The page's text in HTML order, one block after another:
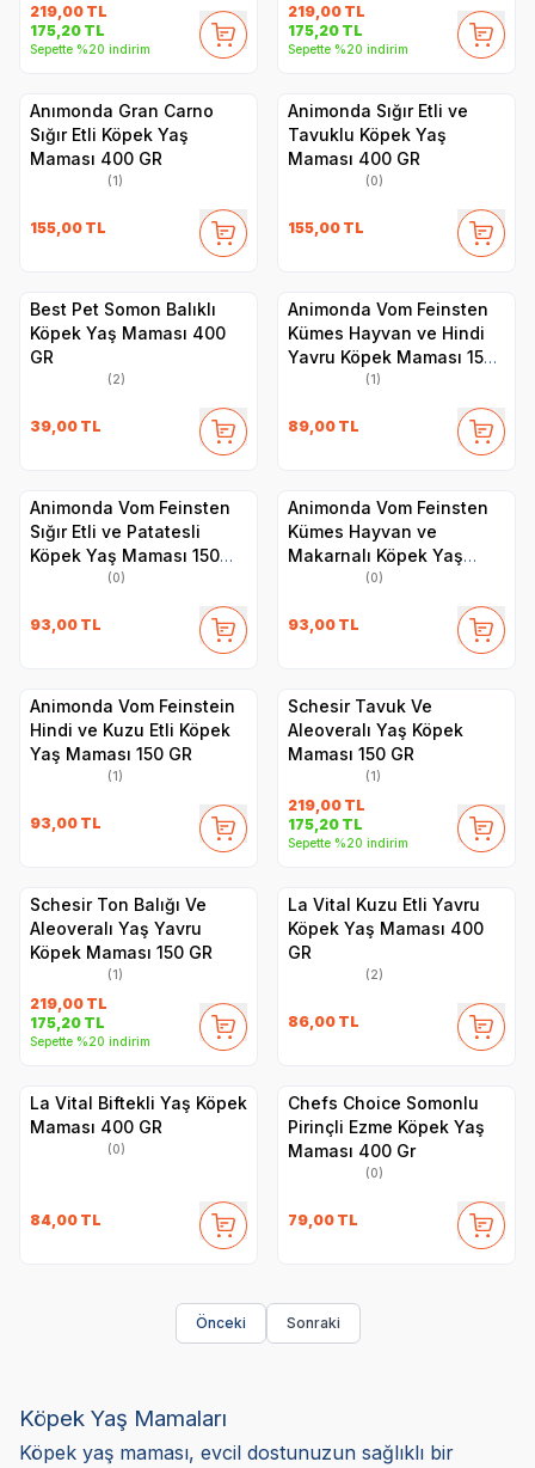
219,00 TL
175,20 TL
Sepette %20 indirim
219,00 TL
175,20 TL
Sepette %20 indirim
Anımonda Gran Carno
Sığır Etli Köpek Yaş
Maması 400 GR
(1)
155,00 TL
Animonda Sığır Etli ve
Tavuklu Köpek Yaş
Maması 400 GR
(0)
155,00 TL
Best Pet Somon Balıklı
Köpek Yaş Maması 400
GR
(2)
39,00 TL
Animonda Vom Feinsten
Kümes Hayvan ve Hindi
Yavru Köpek Maması 150
(1)
89,00 TL
Animonda Vom Feinsten
Sığır Etli ve Patatesli
Köpek Yaş Maması 150
(0)
93,00 TL
Animonda Vom Feinsten
Kümes Hayvan ve
Makarnalı Köpek Yaş
Maması 150 GR
(0)
93,00 TL
Animonda Vom Feinstein
Hindi ve Kuzu Etli Köpek
Yaş Maması 150 GR
(1)
93,00 TL
Schesir Tavuk Ve
Aleoveralı Yaş Köpek
Maması 150 GR
(1)
219,00 TL
175,20 TL
Sepette %20 indirim
Schesir Ton Balığı Ve
Aleoveralı Yaş Yavru
Köpek Maması 150 GR
(1)
219,00 TL
175,20 TL
Sepette %20 indirim
La Vital Kuzu Etli Yavru
Köpek Yaş Maması 400
GR
(2)
86,00 TL
La Vital Biftekli Yaş Köpek
Maması 400 GR
(0)
84,00 TL
Chefs Choice Somonlu
Pirinçli Ezme Köpek Yaş
Maması 400 Gr
(0)
79,00 TL
Önceki Sonraki
Köpek Yaş Mamaları
Köpek yaş maması, evcil dostunuzun sağlıklı bir